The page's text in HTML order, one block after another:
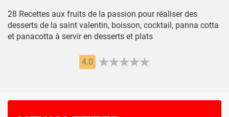
28 Recettes aux fruits de la passion pour réaliser des
desserts de la saint valentin, boisson, cocktail, panna cotta
et panacotta à servir en desserts et plats
4.0